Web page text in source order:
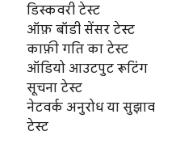
डिस्कवरी टेस्ट
ऑफ़ बॉडी सेंसर टेस्ट
काफ़ी गति का टेस्ट
ऑडियो आउटपुट रूटिंग
सूचना टेस्ट
नेटवर्क अनुरोध या सुझाव
टेस्ट